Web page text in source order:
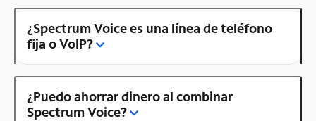
¿Spectrum Voice es una línea de teléfono
fija o VoIP?
¿Puedo ahorrar dinero al combinar
Spectrum Voice?